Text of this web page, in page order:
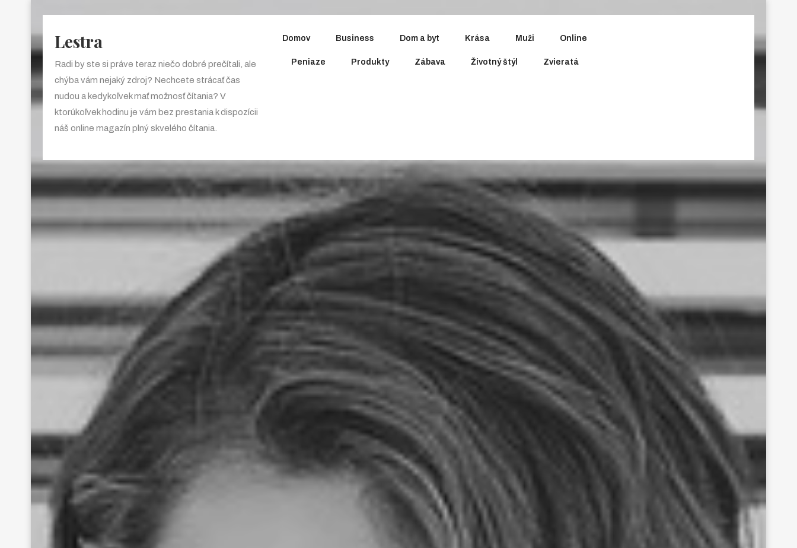
Lestra
Radi by ste si práve teraz niečo dobré prečítali, ale
chýba vám nejaký zdroj? Nechcete strácať čas
nudou a kedykoľvek mať možnosť čítania? V
ktorúkoľvek hodinu je vám bez prestania k dispozícii
náš online magazín plný skvelého čítania.
Domov Business Dom a byt Krása Muži Online
Peniaze Produkty Zábava Životný štýl Zvieratá